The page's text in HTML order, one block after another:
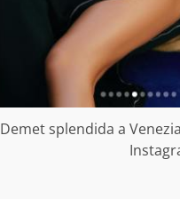
Demet splendida a